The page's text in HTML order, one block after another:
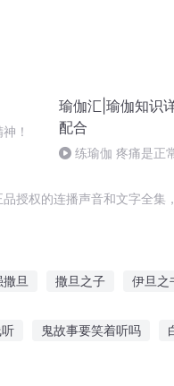
！
瑜伽汇|瑜伽知识
配合
练瑜伽 疼痛是正
授权的连播声音和文字全集
旦 撒旦之子 伊旦之
鬼故事要笑着听吗